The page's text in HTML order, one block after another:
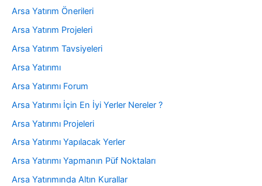
Arsa Yatırım Önerileri
Arsa Yatırım Projeleri
Arsa Yatırım Tavsiyeleri
Arsa Yatırımı
Arsa Yatırımı Forum
Arsa Yatırımı İçin En İyi Yerler Nereler ?
Arsa Yatırımı Projeleri
Arsa Yatırımı Yapılacak Yerler
Arsa Yatırımı Yapmanın Püf Noktaları
Arsa Yatırımında Altın Kurallar